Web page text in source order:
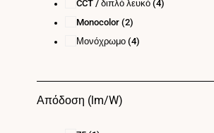
CCT / διπλό λευκό (4)
Monocolor (2)
Μονόχρωμο (4)
Απόδοση (lm/W)